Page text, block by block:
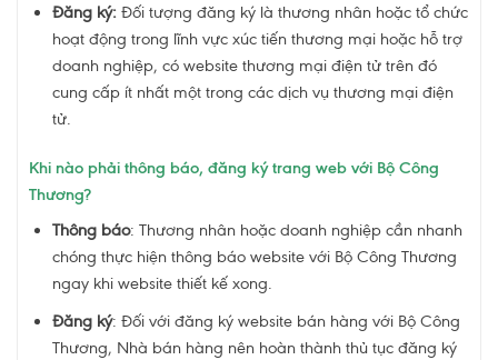
Đăng ký: Đối tượng đăng ký là thương nhân hoặc tổ chức
hoạt động trong lĩnh vực xúc tiến thương mại hoặc hỗ trợ
doanh nghiệp, có website thương mại điện tử trên đó
cung cấp ít nhất một trong các dịch vụ thương mại điện
tử.
Khi nào phải thông báo, đăng ký trang web với Bộ Công
Thương?
Thông báo: Thương nhân hoặc doanh nghiệp cần nhanh
chóng thực hiện thông báo website với Bộ Công Thương
ngay khi website thiết kế xong.
Đăng ký: Đối với đăng ký website bán hàng với Bộ Công
Thương, Nhà bán hàng nên hoàn thành thủ tục đăng ký